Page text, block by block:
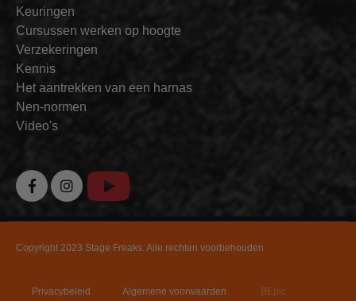
Keuringen
Cursussen werken op hoogte
Verzekeringen
Kennis
Het aantrekken van een harnas
Nen-normen
Video's
Privacybeleid Algemene voorwaarden BEpic
Copyright 2023 Stage Freaks. Alle rechten voorbehouden